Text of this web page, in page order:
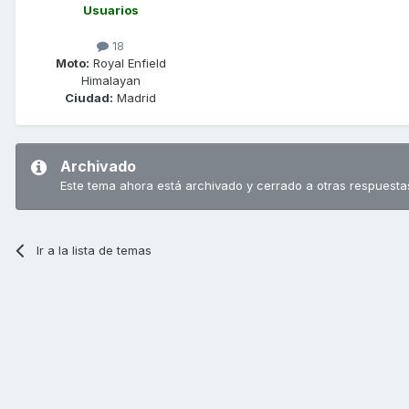
Usuarios
18
Moto: Royal Enfield
Himalayan
Ciudad: Madrid
Archivado
Este tema ahora está archivado y cerrado a otras
Ir a la lista de temas